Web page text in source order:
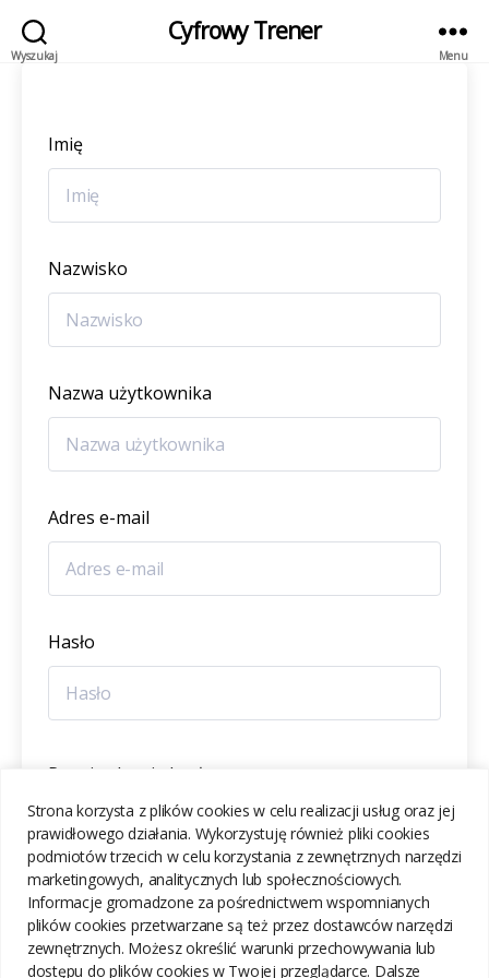
Strona korzysta z plików cookies w celu realizacji usług oraz jej
prawidłowego działania. Wykorzystuję również pliki cookies
podmiotów trzecich w celu korzystania z zewnętrznych narzędzi
marketingowych, analitycznych lub społecznościowych.
Informacje gromadzone za pośrednictwem wspomnianych
plików cookies przetwarzane są też przez dostawców narzędzi
zewnętrznych. Możesz określić warunki przechowywania lub
dostępu do plików cookies w Twojej przeglądarce. Dalsze
Wyszukaj
Cyfrowy Trener
Menu
Imię
Nazwisko
Nazwa użytkownika
Adres e-mail
Hasło
Potwierdzenie hasła
ZAREJESTRUJ SIĘ